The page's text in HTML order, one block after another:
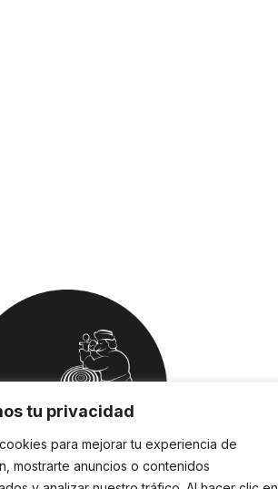
tu privacidad
para mejorar tu experiencia de
mostrarte anuncios o contenidos